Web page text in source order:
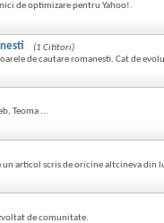
de optimizare pentru Yahoo!.
(1 Cititori)
de cautare romanesti. Cat de
Teoma ...
articol scris de oricine altcineva din
de comunitate.